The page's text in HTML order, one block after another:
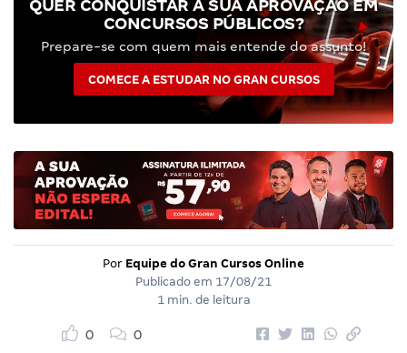
QUER CONQUISTAR A SUA APROVAÇÃO EM
CONCURSOS PÚBLICOS?
Prepare-se com quem mais entende do assunto!
COMECE A ESTUDAR NO GRAN CURSOS
Por Equipe do Gran Cursos Online
Publicado em 17/08/21
1 min. de leitura
0 0